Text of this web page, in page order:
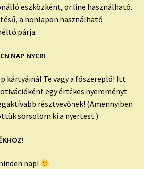
eszközként, online használható.
a honlapon használható
párja.
NAP NYER!
kártyáinál Te vagy a főszereplő! Itt
egy értékes nyereményt
résztvevőnek! (Amennyiben
sorsolom ki a nyertest.)
nap!